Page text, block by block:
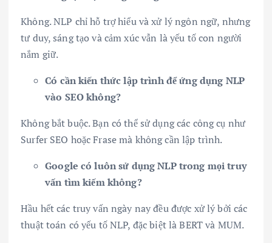
Không. NLP chỉ hỗ trợ hiểu và xử lý ngôn ngữ, nhưng
tư duy, sáng tạo và cảm xúc vẫn là yếu tố con người
nắm giữ.
Có cần kiến thức lập trình để ứng dụng NLP
vào SEO không?
Không bắt buộc. Bạn có thể sử dụng các công cụ như
Surfer SEO hoặc Frase mà không cần lập trình.
Google có luôn sử dụng NLP trong mọi truy
vấn tìm kiếm không?
Hầu hết các truy vấn ngày nay đều được xử lý bởi các
thuật toán có yếu tố NLP, đặc biệt là BERT và MUM.